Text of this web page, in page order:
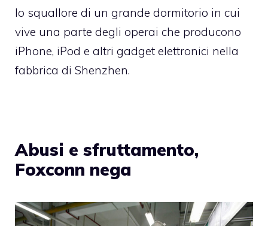
lo squallore di un grande dormitorio in cui
vive una parte degli operai che producono
iPhone, iPod e altri gadget elettronici nella
fabbrica di Shenzhen.
Abusi e sfruttamento,
Foxconn nega